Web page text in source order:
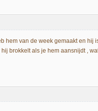
hem van de week gemaakt en hij
brokkelt als je hem aansnijdt ,